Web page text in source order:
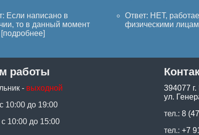
Если написано в
то в данный момент
подробнее]
Ответ: НЕТ,
физическими
работы
- выходной
10:00 до 19:00
10:00 до 15:00
394077
ул.
тел.: 8
тел.: +7